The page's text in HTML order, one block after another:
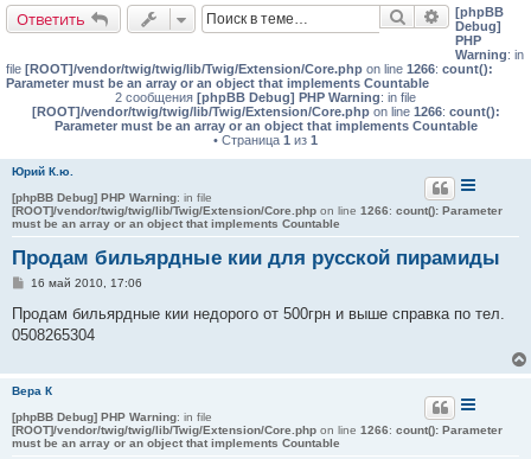
Ответить Поиск
[phpBB
Debug]
PHP
Warning: in
file [ROOT]/vendor/twig/twig/lib/Twig/Extension/Core.php on line 1266: count():
Parameter must be an array or an object that implements Countable
2 сообщения [phpBB Debug] PHP Warning: in file
[ROOT]/vendor/twig/twig/lib/Twig/Extension/Core.phpon line 1266: count():
Parameter must be an array or an object that implements Countable
• Страница 1 из 1
Юрий К.ю.
[phpBB Debug] PHP Warning: in file
[ROOT]/vendor/twig/twig/lib/Twig/Extension/Core.php on line 1266: count(): Parameter
must be an array or an object that implements Countable
Продам бильярдные кии для русской пирамиды
С
о
щ
е
16 май 2010, 17:06
Продам бильярдные кии недорого от 500грн и выше справка по тел.
0508265304
Вера К
[phpBB Debug] PHP Warning: in file
[ROOT]/vendor/twig/twig/lib/Twig/Extension/Core.php on line 1266: count(): Parameter
must be an array or an object that implements Countable